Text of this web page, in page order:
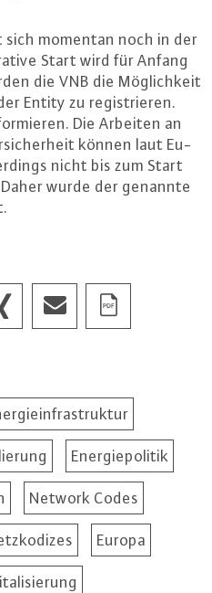
sich momentan noch in der
Start wird für Anfang
die VNB die Mög­lich­keit
Entity zu re­gis­trie­ren.
Die Arbeiten an
können laut Eu­
nicht bis zum Start
wurde der genannte
Energiepolitik
Network Codes
Europa